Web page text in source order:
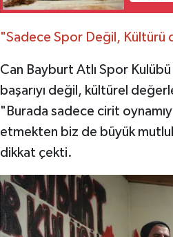
"Sadece Spor Değil, Kültürü
Can Bayburt Atlı Spor
başarıyı değil, kültürel
"Burada sadece cirit
etmekten biz de büyük
dikkat çekti.